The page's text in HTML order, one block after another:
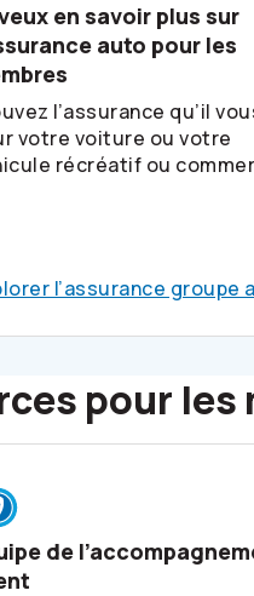
en savoir plus sur
auto pour les
l’assurance qu’il
votre voiture ou votre
récréatif ou
l’assurance groupe
pour les
de